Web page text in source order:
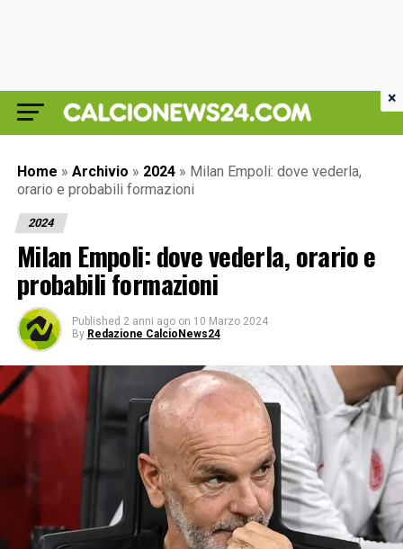
Home » Archivio » 2024 » Milan Empoli: dove vederla,
orario e probabili formazioni
2024
Milan Empoli: dove vederla, orario e
probabili formazioni
Published 2 anni ago on 10 Marzo 2024
By Redazione CalcioNews24
×